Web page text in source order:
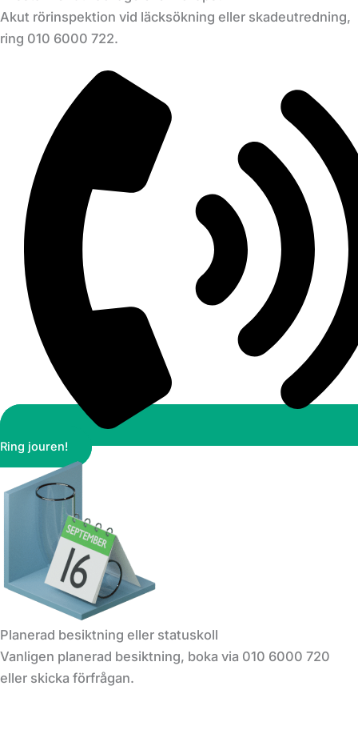
Akut rörinspektion vid läcksökning eller skadeutredning,
ring 010 6000 722.
Ring jouren!
Planerad besiktning eller statuskoll
Vanligen planerad besiktning, boka via 010 6000 720
eller skicka förfrågan.